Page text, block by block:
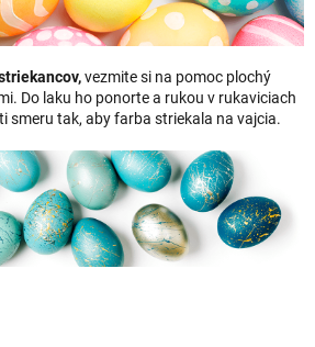
vezmite si na pomoc plochý
Do laku ho ponorte a rukou v rukaviciach
smeru tak, aby farba striekala na vajcia.